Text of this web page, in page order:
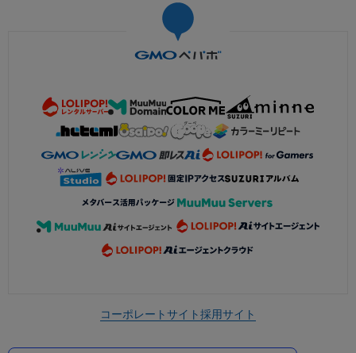
コーポレートサイト採用サイト